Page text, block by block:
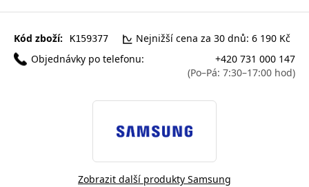
Kód zboží: K159377
Nejnižší cena za 30 dnů: 6 190 Kč
Objednávky po telefonu:
+420 731 000 147
(Po–Pá: 7:30–17:00 hod)
Zobrazit další produkty Samsung